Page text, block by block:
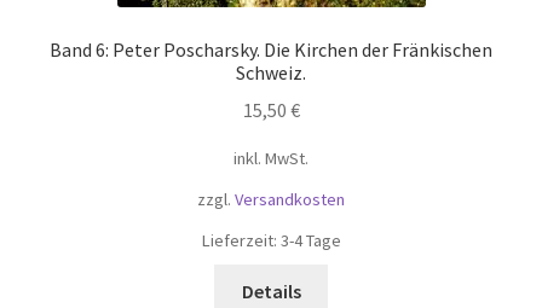
Band 6: Peter Poscharsky. Die Kirchen der Fränkischen
Schweiz.
15,50 €
inkl. MwSt.
zzgl. Versandkosten
Lieferzeit: 3-4 Tage
Details